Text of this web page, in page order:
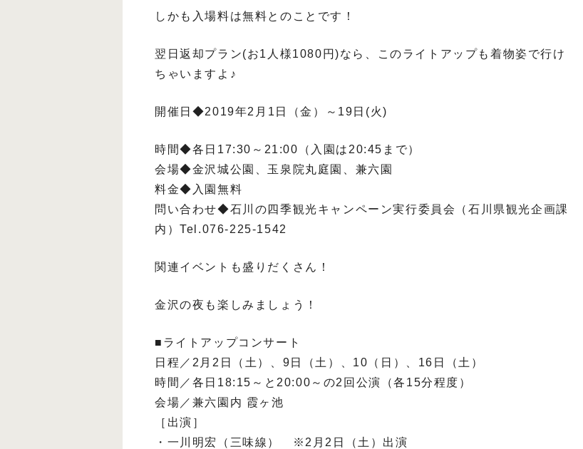
しかも入場料は無料とのことです！
翌日返却プラン(お1人様1080円)なら、このライトアップも着物姿で行け
ちゃいますよ♪
開催日◆2019年2月1日（金）～19日(火)
時間◆各日17:30～21:00（入園は20:45まで）
会場◆金沢城公園、玉泉院丸庭園、兼六園
料金◆入園無料
問い合わせ◆石川の四季観光キャンペーン実行委員会（石川県観光企画課
内）Tel.076-225-1542
関連イベントも盛りだくさん！
金沢の夜も楽しみましょう！
■ライトアップコンサート
日程／2月2日（土）、9日（土）、10（日）、16日（土）
時間／各日18:15～と20:00～の2回公演（各15分程度）
会場／兼六園内 霞ヶ池
［出演］
・一川明宏（三味線） ※2月2日（土）出演